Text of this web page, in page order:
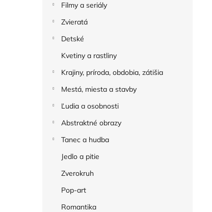
Filmy a seriály
Zvieratá
Detské
Kvetiny a rastliny
Krajiny, príroda, obdobia, zátišia
Mestá, miesta a stavby
Ľudia a osobnosti
Abstraktné obrazy
Tanec a hudba
Jedlo a pitie
Zverokruh
Pop-art
Romantika